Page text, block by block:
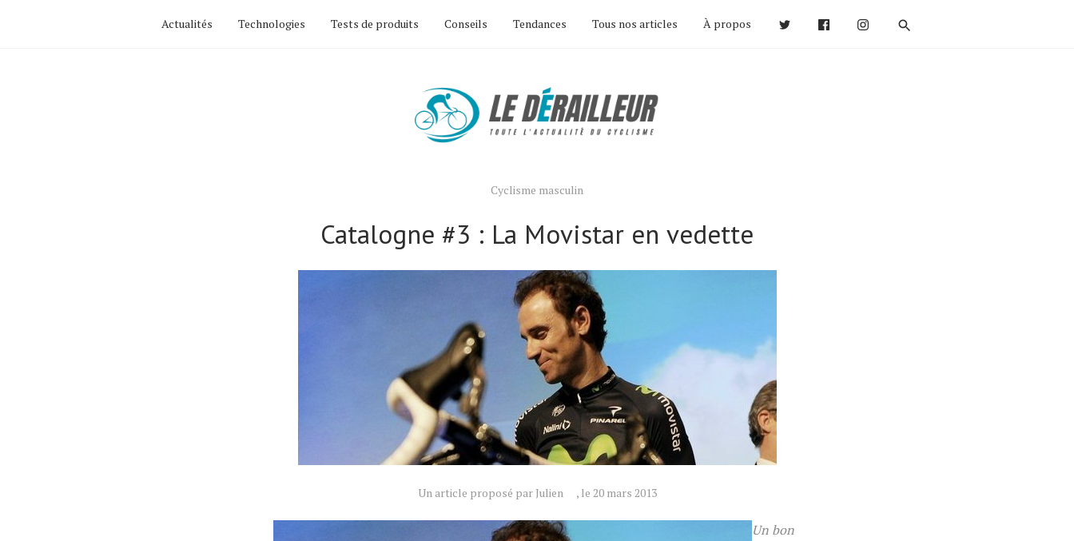
Actualités Technologies Tests de produits Conseils Tendances Tous nos articles À propos
Cyclisme masculin
Catalogne #3 : La Movistar en vedette
Un article proposé par Julien , le 20 mars 2013
Un bon